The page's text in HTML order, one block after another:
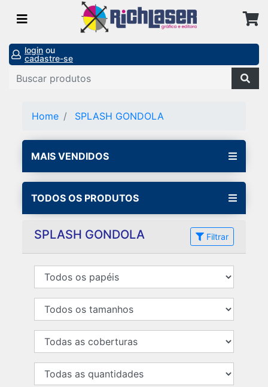
login ou
cadastre-se
Home SPLASH GONDOLA
MAIS VENDIDOS
TODOS OS PRODUTOS
SPLASH GONDOLA Filtrar